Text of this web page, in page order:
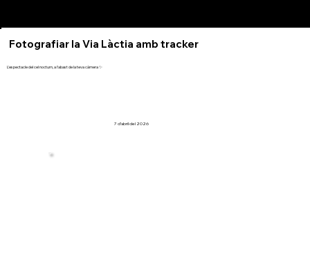
Fotografiar la Via Làctia amb tracker
L'espectacle del cel nocturn, a l'abast de la teva càmera ✨
7 d’abril del 2026